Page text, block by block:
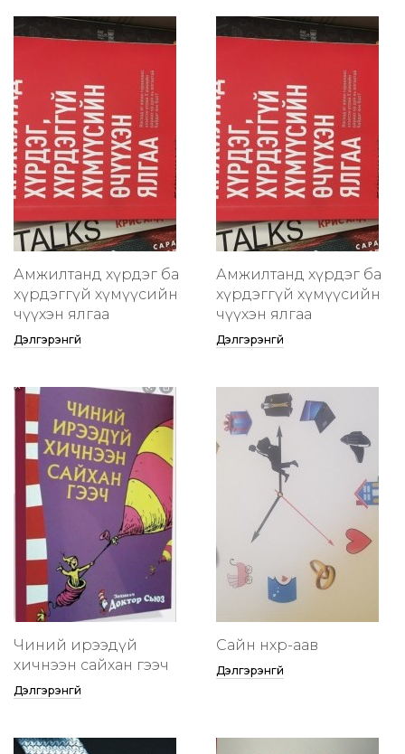
Амжилтанд хүрдэг ба
хүрдэггүй хүмүүсийн
өчүүхэн ялгаа
Дэлгэрэнгүй
Амжилтанд хүрдэг ба
хүрдэггүй хүмүүсийн
өчүүхэн ялгаа
Дэлгэрэнгүй
Чиний ирээдүй
хичнээн сайхан гээч
Дэлгэрэнгүй
Сайн нөхөр-аав
Дэлгэрэнгүй